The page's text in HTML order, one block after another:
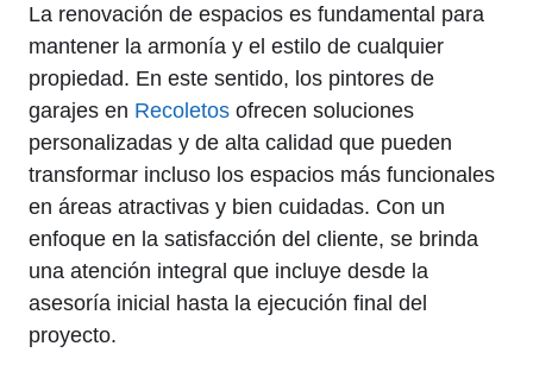
La renovación de espacios es fundamental para
mantener la armonía y el estilo de cualquier
propiedad. En este sentido, los pintores de
garajes en Recoletos ofrecen soluciones
personalizadas y de alta calidad que pueden
transformar incluso los espacios más funcionales
en áreas atractivas y bien cuidadas. Con un
enfoque en la satisfacción del cliente, se brinda
una atención integral que incluye desde la
asesoría inicial hasta la ejecución final del
proyecto.